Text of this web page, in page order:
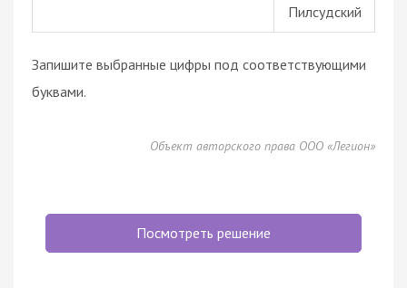
Пилсудский
Запишите выбранные цифры под соответствующими
буквами.
Объект авторского права ООО «Легион»
Посмотреть решение